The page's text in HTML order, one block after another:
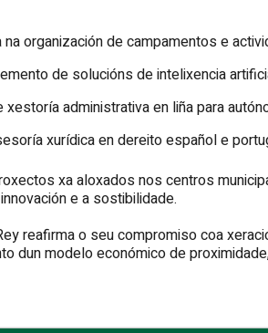
na organización de campamentos e
de solucións de intelixencia
administrativa en liña para
xurídica en dereito español e
xa aloxados nos centros
e a sostibilidade.
reafirma o seu compromiso coa
dun modelo económico de